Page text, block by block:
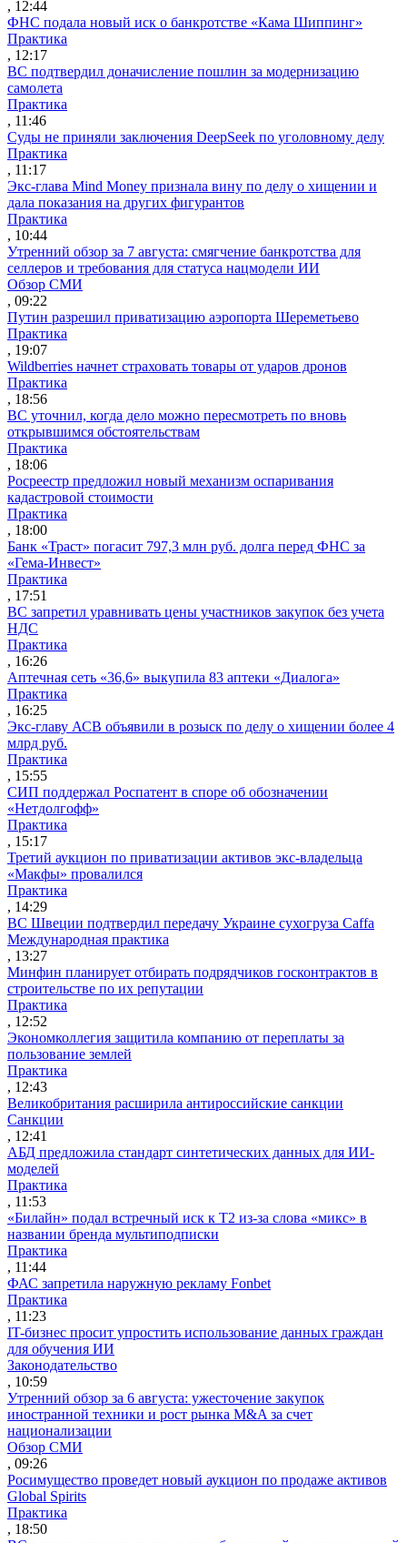
, 12:44
ФНС подала новый иск о банкротстве «Кама Шиппинг»
Практика
, 12:17
ВС подтвердил доначисление пошлин за модернизацию
самолета
Практика
, 11:46
Суды не приняли заключения DeepSeek по уголовному делу
Практика
, 11:17
Экс-глава Mind Money признала вину по делу о хищении и
дала показания на других фигурантов
Практика
, 10:44
Утренний обзор за 7 августа: смягчение банкротства для
селлеров и требования для статуса нацмодели ИИ
Обзор СМИ
, 09:22
Путин разрешил приватизацию аэропорта Шереметьево
Практика
, 19:07
Wildberries начнет страховать товары от ударов дронов
Практика
, 18:56
ВС уточнил, когда дело можно пересмотреть по вновь
открывшимся обстоятельствам
Практика
, 18:06
Росреестр предложил новый механизм оспаривания
кадастровой стоимости
Практика
, 18:00
Банк «Траст» погасит 797,3 млн руб. долга перед ФНС за
«Гема-Инвест»
Практика
, 17:51
ВС запретил уравнивать цены участников закупок без учета
НДС
Практика
, 16:26
Аптечная сеть «36,6» выкупила 83 аптеки «Диалога»
Практика
, 16:25
Экс-главу АСВ объявили в розыск по делу о хищении более 4
млрд руб.
Практика
, 15:55
СИП поддержал Роспатент в споре об обозначении
«Нетдолгофф»
Практика
, 15:17
Третий аукцион по приватизации активов экс-владельца
«Макфы» провалился
Практика
, 14:29
ВС Швеции подтвердил передачу Украине сухогруза Caffa
Международная практика
, 13:27
Минфин планирует отбирать подрядчиков госконтрактов в
строительстве по их репутации
Практика
, 12:52
Экономколлегия защитила компанию от переплаты за
пользование землей
Практика
, 12:43
Великобритания расширила антироссийские санкции
Санкции
, 12:41
АБД предложила стандарт синтетических данных для ИИ-
моделей
Практика
, 11:53
«Билайн» подал встречный иск к Т2 из-за слова «микс» в
названии бренда мультиподписки
Практика
, 11:44
ФАС запретила наружную рекламу Fonbet
Практика
, 11:23
IT-бизнес просит упростить использование данных граждан
для обучения ИИ
Законодательство
, 10:59
Утренний обзор за 6 августа: ужесточение закупок
иностранной техники и рост рынка M&A за счет
национализации
Обзор СМИ
, 09:26
Росимущество проведет новый аукцион по продаже активов
Global Spirits
Практика
, 18:50